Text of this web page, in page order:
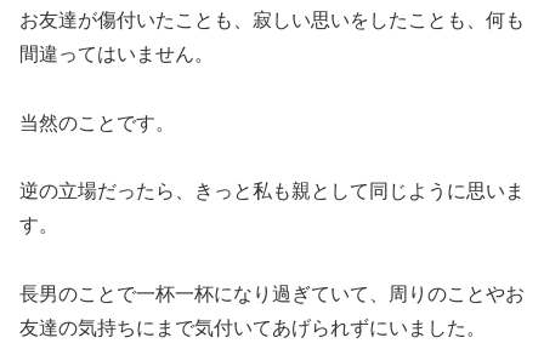
お友達が傷付いたことも、寂しい思いをしたことも、何も
間違ってはいません。
当然のことです。
逆の立場だったら、きっと私も親として同じように思いま
す。
長男のことで一杯一杯になり過ぎていて、周りのことやお
友達の気持ちにまで気付いてあげられずにいました。